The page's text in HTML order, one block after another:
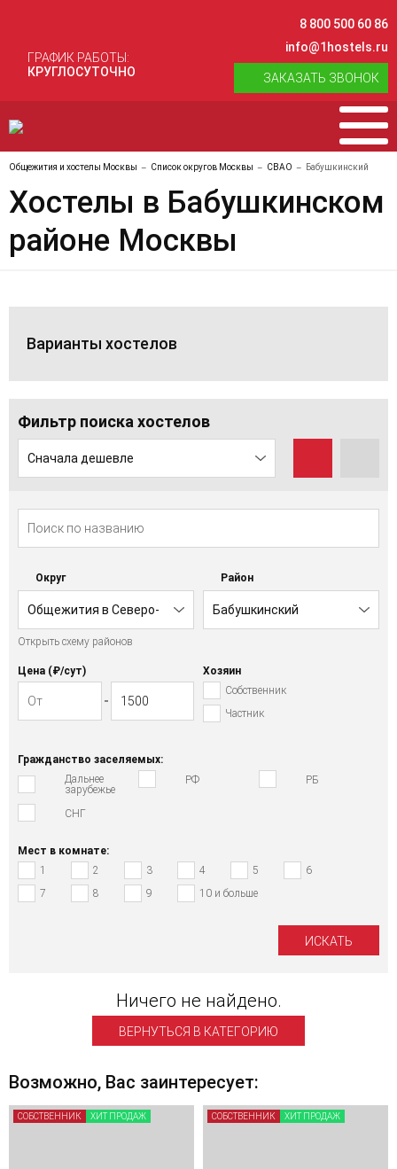
ГРАФИК РАБОТЫ:
КРУГЛОСУТОЧНО
8 800 500 60 86
info@1hostels.ru
ЗАКАЗАТЬ ЗВОНОК
Общежития и хостелы Москвы Список округов Москвы СВАО Бабушкинский
Хостелы в Бабушкинском
районе Москвы
Варианты хостелов
Фильтр поиска хостелов
Сначала дешевле
Округ
Общежития в Северо-
Восточном АО
Открыть схему районов
Район
Бабушкинский
Цена (₽/cут)
Хозяин
Собственник
Частник
Гражданство заселяемых:
Дальнее
зарубежье
РФ РБ
СНГ
Мест в комнате:
1
2 3 4 5
6
7
8 9 10 и больше
Ничего не найдено.
ВЕРНУТЬСЯ В КАТЕГОРИЮ
Возможно, Вас заинтересует:
СОБСТВЕННИК ХИТ ПРОДАЖ СОБСТВЕННИК ХИТ ПРОДАЖ